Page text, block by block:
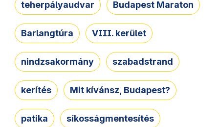
teherpályaudvar Budapest Maraton
Barlangtúra VIII. kerület
nindzsakormány szabadstrand
kerítés Mit kívánsz, Budapest?
patika síkosságmentesítés